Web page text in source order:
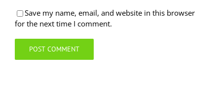
Save my name, email, and website in this browser
for the next time I comment.